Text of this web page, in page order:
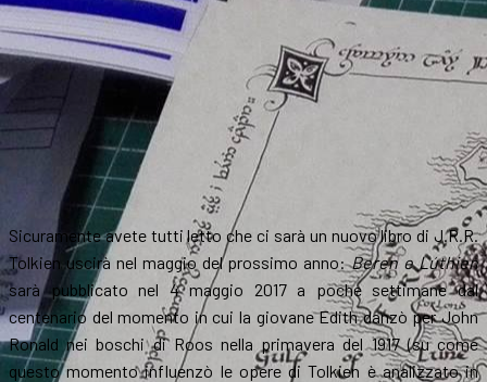
Sicuramente avete tutti letto che ci sarà un nuovo libro di J.R.R.
Tolkien uscirà nel maggio del prossimo anno:Beren e Lúthien
sarà pubblicato nel 4 maggio 2017 a poche settimane dal
centenario del momento in cui la giovane Edith danzò per John
Ronald nei boschi di Roos nella primavera del 1917 (su come
questo momento influenzò le opere di Tolkien è analizzato in